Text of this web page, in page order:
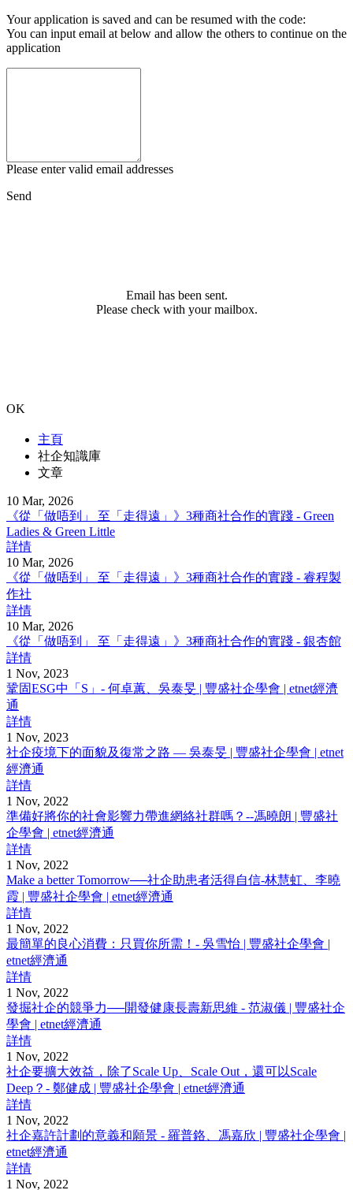
Your application is saved and can be resumed with the code:
You can input email at below and allow the others to continue on the
application
Please enter valid email addresses
Send
Email has been sent.
Please check with your mailbox.
OK
主頁
社企知識庫
文章
10 Mar, 2026
《從「做唔到」 至「走得遠」》3種商社合作的實踐 - Green
Ladies & Green Little
詳情
10 Mar, 2026
《從「做唔到」 至「走得遠」》3種商社合作的實踐 - 睿程製
作社
詳情
10 Mar, 2026
《從「做唔到」 至「走得遠」》3種商社合作的實踐 - 銀杏館
詳情
1 Nov, 2023
鞏固ESG中「S」- 何卓蕙、吳泰旻 | 豐盛社企學會 | etnet經濟
通
詳情
1 Nov, 2023
社企疫境下的面貌及復常之路 — 吳泰旻 | 豐盛社企學會 | etnet
經濟通
詳情
1 Nov, 2022
準備好將你的社會影響力帶進網絡社群嗎？--馮曉朗 | 豐盛社
企學會 | etnet經濟通
詳情
1 Nov, 2022
Make a better Tomorrow──社企助患者活得自信-林慧虹、李曉
霞 | 豐盛社企學會 | etnet經濟通
詳情
1 Nov, 2022
最簡單的良心消費：只買你所需！- 吳雪怡 | 豐盛社企學會 |
etnet經濟通
詳情
1 Nov, 2022
發掘社企的競爭力──開發健康長壽新思維 - 范淑儀 | 豐盛社企
學會 | etnet經濟通
詳情
1 Nov, 2022
社企要擴大效益，除了Scale Up、Scale Out，還可以Scale
Deep？- 鄭健成 | 豐盛社企學會 | etnet經濟通
詳情
1 Nov, 2022
社企嘉許計劃的意義和願景 - 羅普鉻、馮嘉欣 | 豐盛社企學會 |
etnet經濟通
詳情
1 Nov, 2022